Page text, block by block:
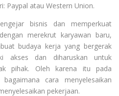
Paypal atau Western Union.
bisnis dan memperkuat
merekrut karyawan baru,
budaya kerja yang bergerak
akses dan diharuskan untuk
pihak. Oleh karena itu pada
cara menyelesaikan
pekerjaan.